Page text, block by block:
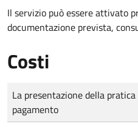
Il servizio può essere attivato
documentazione prevista,
Costi
Tipo di pagamento
Importo
La presentazione della
pagamento